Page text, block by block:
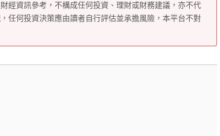
經資訊參考，不構成任何投資、理財或財務建議，亦不代
任何投資決策應由讀者自行評估並承擔風險，本平台不對